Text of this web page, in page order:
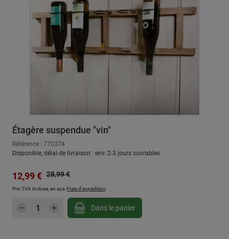
Étagère suspendue "vin"
Référence : 770374
Disponible, délai de livraison : env. 2-3 jours ouvrables
Prix de vente :
12,99 € Prix régulier :
28,99 €
Prix TVA incluse, en sus Frais d'expédition
Quantité de produit : Entrez la quantité
Dans le panier